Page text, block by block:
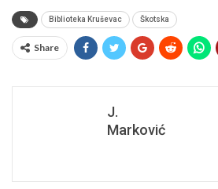
Biblioteka Kruševac Škotska
Share
J.
Marković